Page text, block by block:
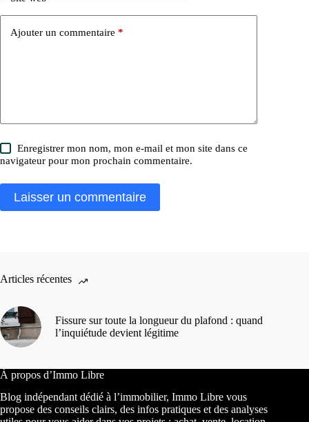
Ajouter un commentaire *
Enregistrer mon nom, mon e-mail et mon site dans ce
navigateur pour mon prochain commentaire.
Laisser un commentaire
Articles récentes
Fissure sur toute la longueur du plafond : quand
l’inquiétude devient légitime
À propos d’Immo Libre
Blog indépendant dédié à l’immobilier, Immo Libre vous
propose des conseils clairs, des infos pratiques et des analyses